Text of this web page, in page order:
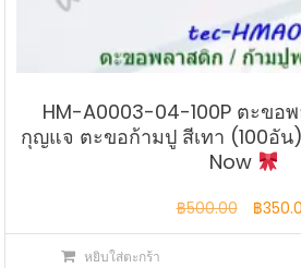
HM-A0003-04-100P ตะขอ
กุญแจ ตะขอก้ามปู สีเทา (100อั
Now
฿500.00
price
฿
หยิบใส่ตะกร้า